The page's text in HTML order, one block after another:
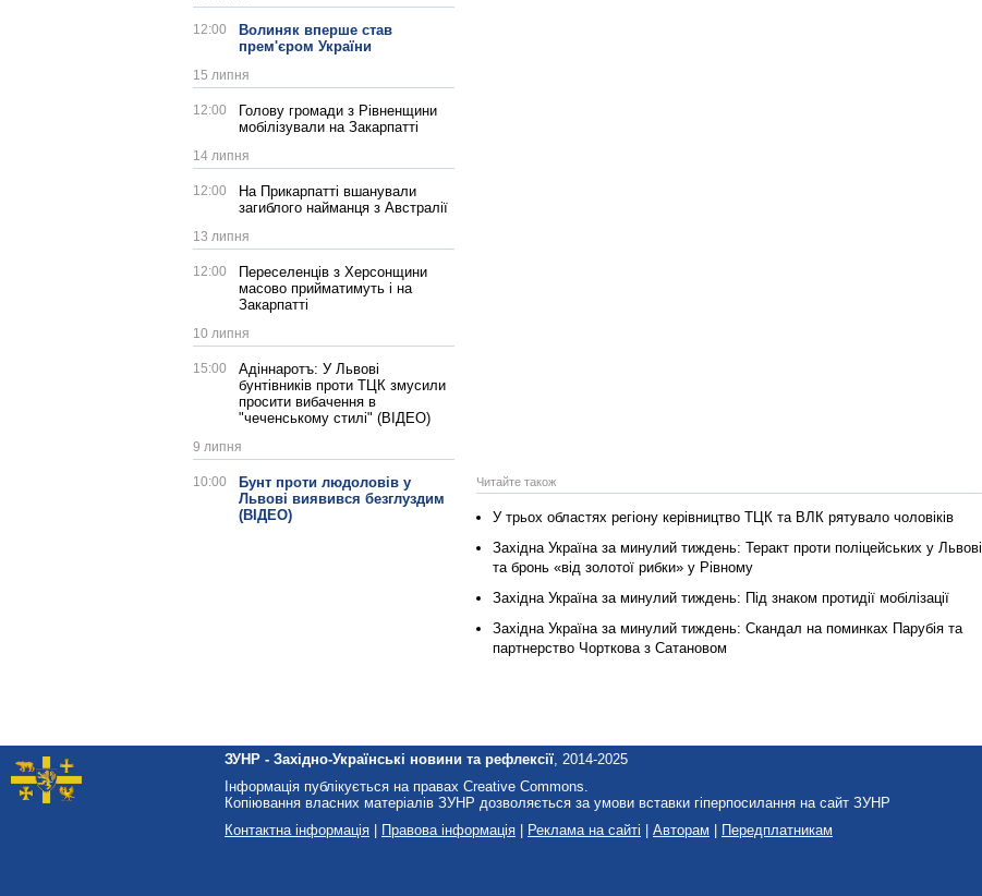
12:00
Волиняк вперше став
прем'єром України
15 липня
12:00
Голову громади з Рівненщини
мобілізували на Закарпатті
14 липня
12:00
На Прикарпатті вшанували
загиблого найманця з Австралії
13 липня
12:00
Переселенців з Херсонщини
масово прийматимуть і на
Закарпатті
10 липня
15:00
Адіннаротъ: У Львові
бунтівників проти ТЦК змусили
просити вибачення в
"чеченському стилі" (ВІДЕО)
9 липня
10:00
Бунт проти людоловів у
Львові виявився безглуздим
(ВІДЕО)
Читайте також
У трьох областях регіону керівництво ТЦК та ВЛК рятувало чоловіків
Західна Україна за минулий тиждень: Теракт проти поліцейських у Львові
та бронь «від золотої рибки» у Рівному
Західна Україна за минулий тиждень: Під знаком протидії мобілізації
Західна Україна за минулий тиждень: Скандал на поминках Парубія та
партнерство Чорткова з Сатановом
ЗУНР - Західно-Українські новини та рефлексії, 2014-2025
Інформація публікується на правах Creative Commons.
Копіювання власних матеріалів ЗУНР дозволяється за умови вставки гіперпосилання на сайт ЗУНР
Контактна інформація
Правова інформація Реклама на сайті Авторам Передплатникам